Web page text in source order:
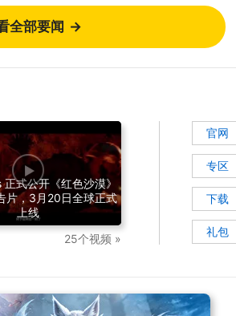
全部要闻 →
式公开《红色沙漠》
片，3月20日全球正式
上线
25个视频 »
官网
专区
下载
礼包